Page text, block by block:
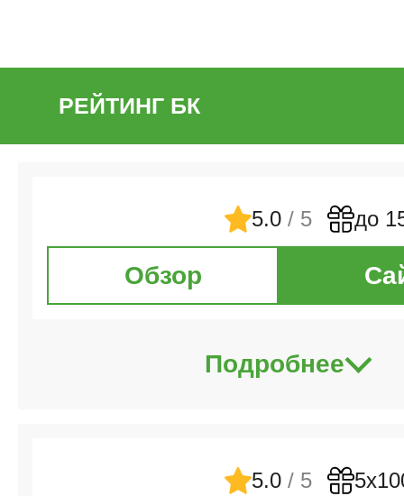
РЕЙТИНГ БК
5.0 / 5 до
Обзор
Подробнее
5.0 / 5